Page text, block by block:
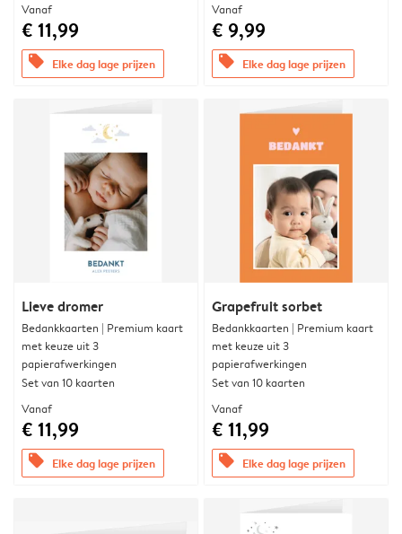
Vanaf
€ 11,99
offers Elke dag lage prijzen
Vanaf
€ 9,99
offers Elke dag lage prijzen
Lieve dromer
Bedankkaarten | Premium kaart
met keuze uit 3
papierafwerkingen
Set van 10 kaarten
Vanaf
€ 11,99
offers Elke dag lage prijzen
Grapefruit sorbet
Bedankkaarten | Premium kaart
met keuze uit 3
papierafwerkingen
Set van 10 kaarten
Vanaf
€ 11,99
offers Elke dag lage prijzen